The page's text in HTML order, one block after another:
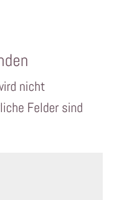
auswirkt
nicht
Felder sind